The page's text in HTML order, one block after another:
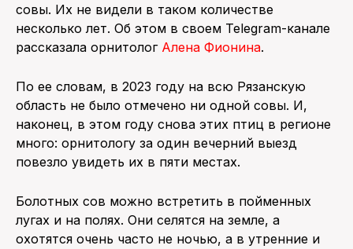
совы. Их не видели в таком количестве
несколько лет. Об этом в своем Telegram-канале
рассказала орнитолог Алена Фионина.
По ее словам, в 2023 году на всю Рязанскую
область не было отмечено ни одной совы. И,
наконец, в этом году снова этих птиц в регионе
много: орнитологу за один вечерний выезд
повезло увидеть их в пяти местах.
Болотных сов можно встретить в пойменных
лугах и на полях. Они селятся на земле, а
охотятся очень часто не ночью, а в утренние и